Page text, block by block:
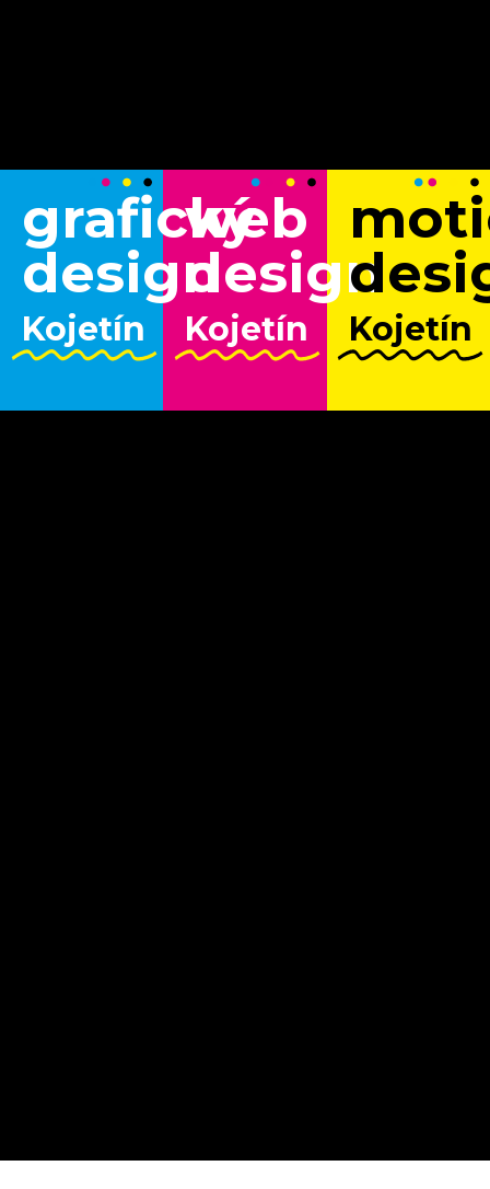
grafický
design
Kojetín
web
design
Kojetín Kojetín